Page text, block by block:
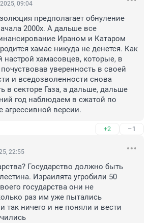
09:04
предполагает обнуление
2000х. А дальше все
Ираном и Катаром
хамас никуда не денется. Как
настрой хамасовцев, которые, в
уверенность в своей
и вседозволенности снова
в секторе Газа, а дальше, дальше
год наблюдаем в сжатой по
агрессивной версии.
+2 –1
22:55
Государство должно быть
Израилята угробили 50
государства они не
раз им уже пытались
так ничего и не поняли и вести